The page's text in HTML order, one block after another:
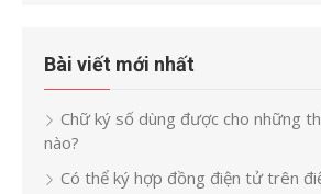
Bài viết mới nhất
Chữ ký số dùng được cho những
nào?
Có thể ký hợp đồng điện tử trên